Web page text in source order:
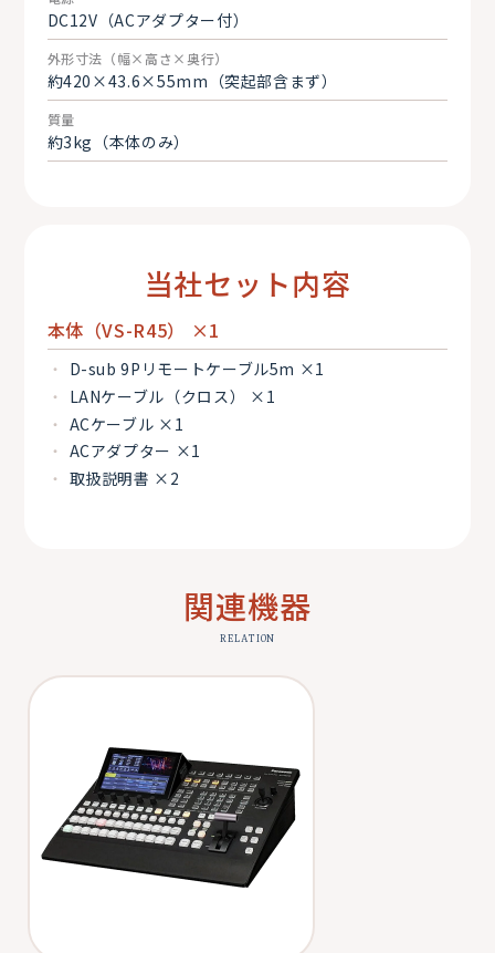
DC12V（ACアダプター付）
外形寸法（幅×高さ×奥行）
約420×43.6×55mm（突起部含まず）
質量
約3kg（本体のみ）
当社セット内容
本体（VS-R45） ×1
D-sub 9Pリモートケーブル5m ×1
LANケーブル（クロス） ×1
ACケーブル ×1
ACアダプター ×1
取扱説明書 ×2
関連機器
RELATION